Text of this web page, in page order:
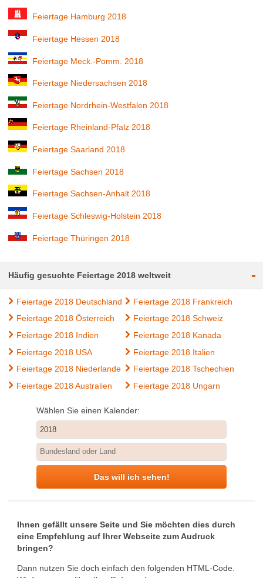
Feiertage Hamburg 2018
Feiertage Hessen 2018
Feiertage Meck.-Pomm. 2018
Feiertage Niedersachsen 2018
Feiertage Nordrhein-Westfalen 2018
Feiertage Rheinland-Pfalz 2018
Feiertage Saarland 2018
Feiertage Sachsen 2018
Feiertage Sachsen-Anhalt 2018
Feiertage Schleswig-Holstein 2018
Feiertage Thüringen 2018
Häufig gesuchte Feiertage 2018 weltweit -
Feiertage 2018 Deutschland
Feiertage 2018 Frankreich
Feiertage 2018 Österreich
Feiertage 2018 Schweiz
Feiertage 2018 Indien
Feiertage 2018 Kanada
Feiertage 2018 USA
Feiertage 2018 Italien
Feiertage 2018 Niederlande
Feiertage 2018 Tschechien
Feiertage 2018 Australien
Feiertage 2018 Ungarn
Wählen Sie einen Kalender:
Das will ich sehen!
Ihnen gefällt unsere Seite und Sie möchten dies durch
eine Empfehlung auf Ihrer Webseite zum Audruck
bringen?
Dann nutzen Sie doch einfach den folgenden HTML-Code.